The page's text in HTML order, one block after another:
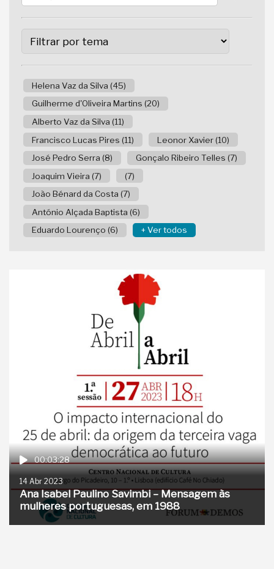
Helena Vaz da Silva (45)
Guilherme d'Oliveira Martins (20)
Alberto Vaz da Silva (11)
Francisco Lucas Pires (11)
Leonor Xavier (10)
José Pedro Serra (8)
Gonçalo Ribeiro Telles (7)
Joaquim Vieira (7)
(7)
João Bénard da Costa (7)
António Alçada Baptista (6)
Eduardo Lourenço (6)
+ Ver todos
00:03:28
14 Abr 2023
Ana Isabel Paulino Savimbi – Mensagem às
mulheres portuguesas, em 1988